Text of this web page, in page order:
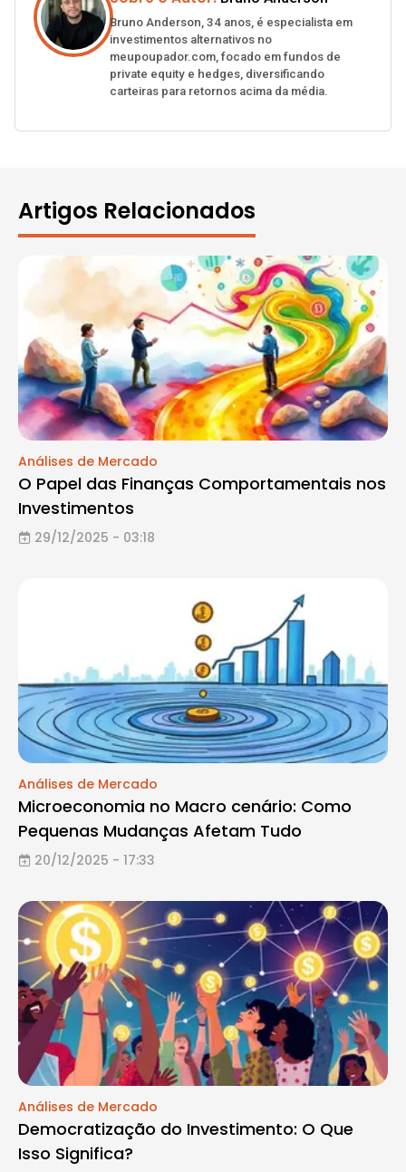
Bruno Anderson, 34 anos, é especialista em
investimentos alternativos no
meupoupador.com, focado em fundos de
private equity e hedges, diversificando
carteiras para retornos acima da média.
Artigos Relacionados
Análises de Mercado
O Papel das Finanças Comportamentais nos
Investimentos
29/12/2025 - 03:18
Análises de Mercado
Microeconomia no Macro cenário: Como
Pequenas Mudanças Afetam Tudo
20/12/2025 - 17:33
Análises de Mercado
Democratização do Investimento: O Que
Isso Significa?